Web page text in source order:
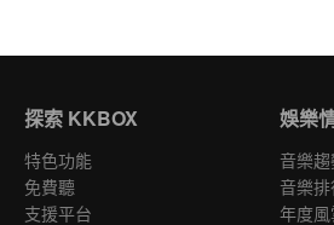
探索 KKBOX
特色功能
免費聽
支援平台
娛樂
音樂
音樂
年度